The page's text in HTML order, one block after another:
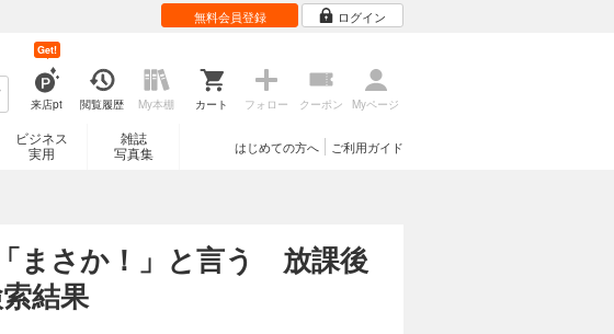
無料会員登録 ログイン
来店pt
Get!
閲覧履歴 My本棚 カート フォロー クーポン Myページ
ビジネス
実用
雑誌
写真集
ご利用ガイド
はじめての方へ
まさか！」と言う 放課後
結果